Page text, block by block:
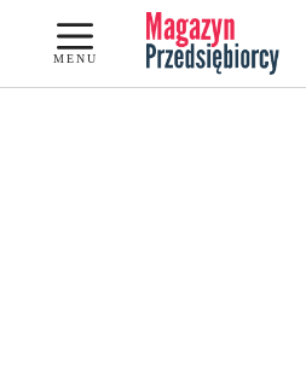
Przejdź
treści
MENU